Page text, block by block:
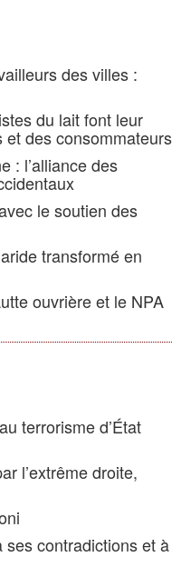
des villes :
du lait font leur
des consommateurs
: l’alliance des
le soutien des
transformé en
ouvrière et le NPA
terrorisme d’État
l’extrême droite,
contradictions et à